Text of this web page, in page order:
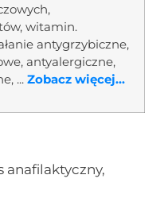
witamin.
antygrzybiczne,
antyalergiczne,
...Zobacz więcej...
anafilaktyczny,